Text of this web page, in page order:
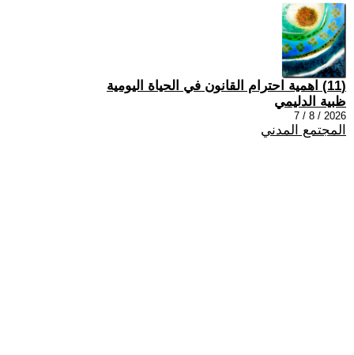
(11) اهمية احترام القانون في الحياة اليومية
ظبية الدليمي
2026 / 8 / 7
المجتمع المدني